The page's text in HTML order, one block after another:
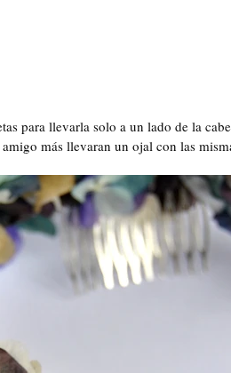
para llevarla solo a un lado de la
más llevaran un ojal con las